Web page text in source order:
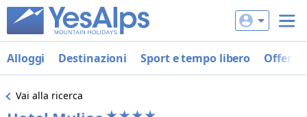
Alloggi Destinazioni Sport e tempo libero Offerte
Vai alla ricerca